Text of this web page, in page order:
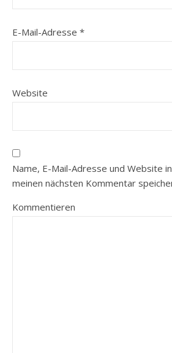
E-Mail-Adresse *
Website
Name, E-Mail-Adresse und Website
meinen nächsten Kommentar
Kommentieren